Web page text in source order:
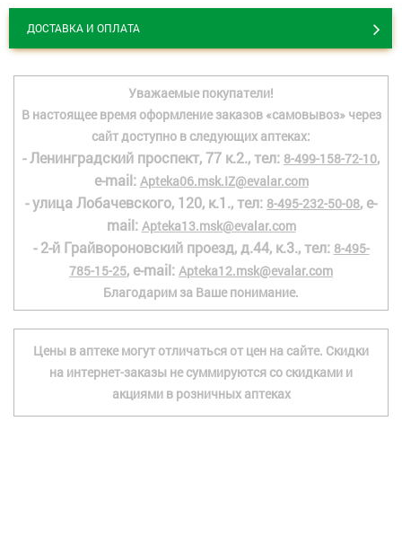
ДОСТАВКА И ОПЛАТА
Уважаемые покупатели!
В настоящее время оформление заказов «самовывоз» через
сайт доступно в следующих аптеках:
- Ленинградский проспект, 77 к.2., тел: 8-499-158-72-10,
e-mail: Apteka06.msk.IZ@evalar.com
- улица Лобачевского, 120, к.1., тел: 8-495-232-50-08, e-
mail: Apteka13.msk@evalar.com
- 2-й Грайвороновский проезд, д.44, к.3., тел: 8-495-
785-15-25, e-mail: Apteka12.msk@evalar.com
Благодарим за Ваше понимание.
Цены в аптеке могут отличаться от цен на сайте. Скидки
на интернет-заказы не суммируются со скидками и
акциями в розничных аптеках